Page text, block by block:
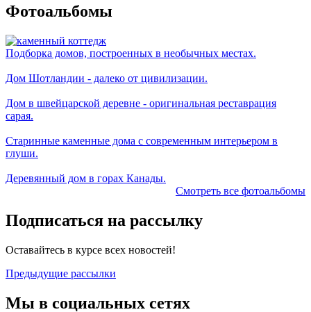
Фотоальбомы
Подборка домов, построенных в необычных местах.
Дом Шотландии - далеко от цивилизации.
Дом в швейцарской деревне - оригинальная реставрация
сарая.
Старинные каменные дома с современным интерьером в
глуши.
Деревянный дом в горах Канады.
Смотреть все фотоальбомы
Подписаться на рассылку
Оставайтесь в курсе всех новостей!
Предыдущие рассылки
Мы в социальных сетях